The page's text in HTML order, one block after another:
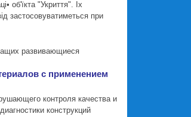
об'їкта "Укриття". Iх
застосовуватиметься при
развивающиеся
с применением
контроля качества и
конструкций